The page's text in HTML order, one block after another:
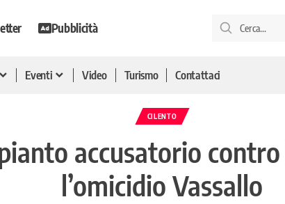
Pubblicità
Eventi Video Turismo Contattaci
CILENTO
accusatorio
l’omicidio Vassallo